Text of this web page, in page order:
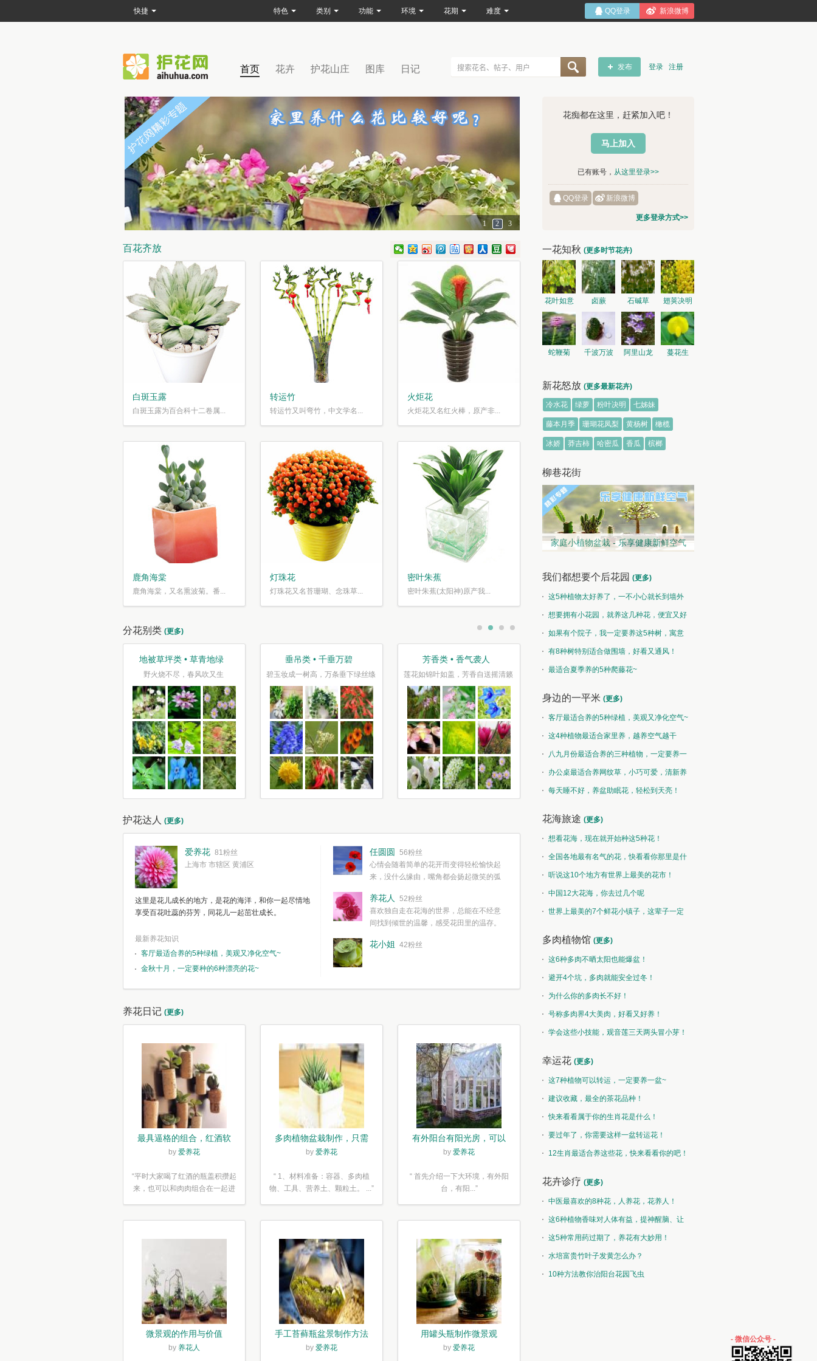
首页 花卉 护花山庄 图库 日记 发布 登录 注册
1 2 3
百花齐放
白斑玉露
白斑玉露为百合科十二卷属...
转运竹
转运竹又叫弯竹，中文学名...
火炬花
火炬花又名红火棒，原产非...
鹿角海棠
鹿角海棠，又名熏波菊。番...
灯珠花
灯珠花又名苔珊瑚、念珠草...
密叶朱蕉
密叶朱蕉(太阳神)原产我...
分花别类 (更多)
地被草坪类 • 草青地绿
野火烧不尽，春风吹又生
垂吊类 • 千垂万碧
碧玉妆成一树高，万条垂下绿丝绦
芳香类 • 香气袭人
莲花如锦叶如盖，芳香自送摇清籁 接天莲叶无穷碧，映日荷花别样红
护花达人 (更多)
爱养花 81粉丝
上海市 市辖区 黄浦区
这里是花儿成长的地方，是花的海洋，和你一起尽情地
享受百花吐蕊的芬芳，同花儿一起茁壮成长。
最新养花知识
客厅最适合养的5种绿植，美观又净化空气~
金秋十月，一定要种的6种漂亮的花~
任圆圆
56粉丝
心情会随着简单的花开而变得轻松愉快起
来，没什么缘由，嘴角都会扬起微笑的弧
简单愉快的心情，这些都不需要想得太多，其实都是
我们自己复杂了生活和心境。
养花人
52粉丝
喜欢独自走在花海的世界，总能在不经意
间找到倾世的温馨，感受花田里的温存。
花小姐 42粉丝
养花日记 (更多)
最具逼格的组合，红酒软
木塞diy多肉植物盆栽
by 爱养花
“平时大家喝了红酒的瓶盖积攒起
来，也可以和肉肉组合在一起进
多肉植物盆栽制作，只需
简单6步
by 爱养花
“ 1、材料准备：容器、多肉植
物、工具、营养土、颗粒土。 ...”
有外阳台有阳光房，可以
露养！为了肉肉，任性又
by 爱养花
“ 首先介绍一下大环境，有外阳
台，有阳...”
微景观的作用与价值
by 养花人
手工苔藓瓶盆景制作方法
by 爱养花
用罐头瓶制作微景观
by 爱养花
花痴都在这里，赶紧加入吧！
马上加入
已有账号， 从这里登录>>
QQ登录 新浪微博
更多登录方式>>
一花知秋 (更多时节花卉)
花叶如意 卤蕨 石碱草 翅荚决明
蛇鞭菊 千波万波
阿里山龙
蔓花生
新花怒放 (更多最新花卉)
冷水花 绿萝 粉叶决明 七姊妹
藤本月季 珊瑚花凤梨 黄杨树 橄榄
冰娇 莽吉柿 哈密瓜 香瓜 槟榔
柳巷花街
家庭小植物盆栽 - 乐享健康新鲜空气
我们都想要个后花园 (更多)
这5种植物太好养了，一不小心就长到墙外
了~想要拥有小花园，就养这几种花，便宜又好
养！如果有个院子，我一定要养这5种树，寓意
特别好！
有8种树特别适合做围墙，好看又通风！
最适合夏季养的5种爬藤花~
身边的一平米 (更多)
客厅最适合养的5种绿植，美观又净化空气~
这4种植物最适合家里养，越养空气越干
净！八九月份最适合养的三种植物，一定要养一
盆呀~
办公桌最适合养网纹草，小巧可爱，清新养
眼！每天睡不好，养盆助眠花，轻松到天亮！
花海旅途 (更多)
想看花海，现在就开始种这5种花！
全国各地最有名气的花，快看看你那里是什
么花儿！
听说这10个地方有世界上最美的花市！
中国12大花海，你去过几个呢
世界上最美的7个鲜花小镇子，这辈子一定
多肉植物馆 (更多)
这6种多肉不晒太阳也能爆盆！
避开4个坑，多肉就能安全过冬！
为什么你的多肉长不好！
号称多肉界4大美肉，好看又好养！
学会这些小技能，观音莲三天两头冒小芽！
幸运花 (更多)
这7种植物可以转运，一定要养一盆~
建议收藏，最全的茶花品种！
快来看看属于你的生肖花是什么！
要过年了，你需要这样一盆转运花！
12生肖最适合养这些花，快来看看你的吧！
花卉诊疗 (更多)
中医最喜欢的8种花，人养花，花养人！
这6种植物香味对人体有益，提神醒脑、让
你睡的香、身体棒。
这5种常用药过期了，养花有大妙用！
水培富贵竹叶子发黄怎么办？
10种方法教你治阳台花园飞虫
快捷 特色 类别 功能 环境 花期 难度 QQ登录 新浪微博
- 微信公众号 -